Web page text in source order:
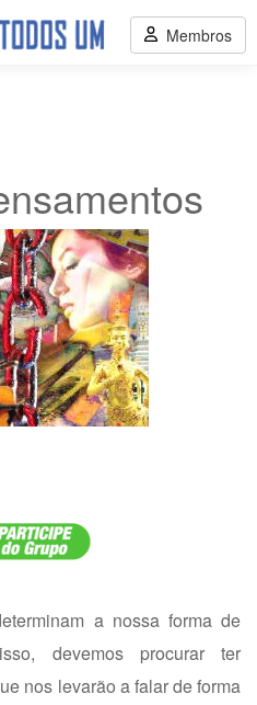
a nossa forma de
devemos procurar ter
nos levarão a falar de forma
Membros